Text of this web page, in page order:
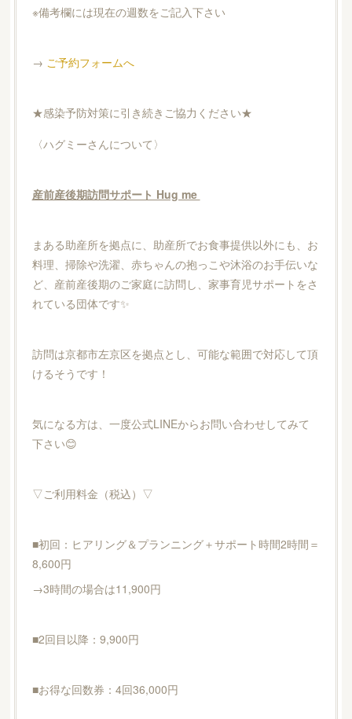
※備考欄には現在の週数をご記入下さい
→ ご予約フォームへ
★感染予防対策に引き続きご協力ください★
〈ハグミーさんについて〉
産前産後期訪問サポート Hug me
まある助産所を拠点に、助産所でお食事提供以外にも、お
料理、掃除や洗濯、赤ちゃんの抱っこや沐浴のお手伝いな
ど、産前産後期のご家庭に訪問し、家事育児サポートをさ
れている団体です✨
訪問は京都市左京区を拠点とし、可能な範囲で対応して頂
けるそうです！
気になる方は、一度公式LINEからお問い合わせしてみて
下さい😊
▽ご利用料金（税込）▽
■初回：ヒアリング＆プランニング＋サポート時間2時間＝
8,600円
→3時間の場合は11,900円
■2回目以降：9,900円
■お得な回数券：4回36,000円